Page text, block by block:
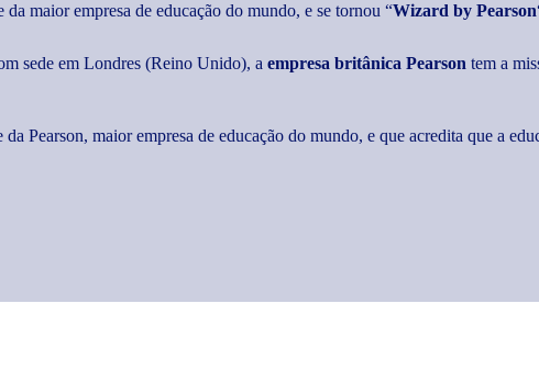
maior empresa de educação do mundo, e se tornou “Wizard by Pearson
sede em Londres (Reino Unido), a empresa britânica Pearson tem a
Pearson, maior empresa de educação do mundo, e que acredita que a